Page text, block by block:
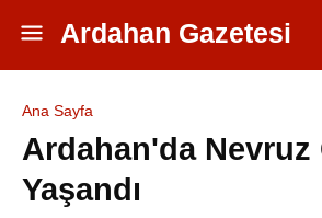
Ardahan Gazetesi
Ana Sayfa
Ardahan'da Nevruz
Yaşandı